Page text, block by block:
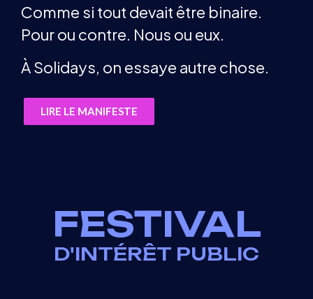
Comme si tout devait être binaire.
Pour ou contre. Nous ou eux.
À Solidays, on essaye autre chose.
LIRE LE MANIFESTE
FESTIVAL
D'INTÉRÊT PUBLIC